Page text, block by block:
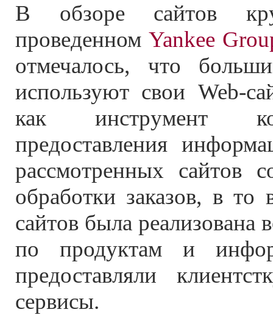
В обзоре сайтов
проведенном Yankee
отмечалось, что
используют свои Web-
как инструмент
предоставления
рассмотренных сайтов
обработки заказов, в
сайтов была реализована
по продуктам и
предоставляли
сервисы.